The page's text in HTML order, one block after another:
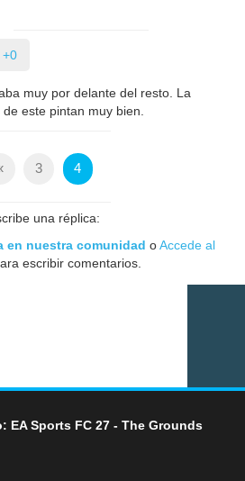
+0
muy por delante del resto. La
este pintan muy bien.
3 4
una réplica:
en nuestra comunidad oAccede al
escribir comentarios.
EA Sports FC 27 - The Grounds